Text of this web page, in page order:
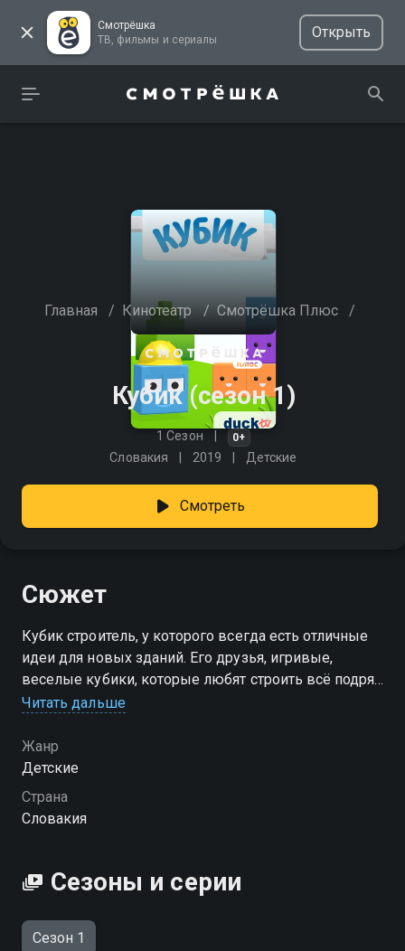
Смотрёшка
ТВ, фильмы и сериалы
Открыть
Главная / Кинотеатр / Смотрёшка Плюс /
Кубик (сезон 1)
1 Сезон 0+
Словакия 2019 Детские
Смотреть
Сюжет
Кубик строитель, у которого всегда есть отличные
идеи для новых зданий. Его друзья, игривые,
веселые кубики, которые любят строить всё подряд
, также довольно изобретательны. Иногда им нужна
следит за порядком и выстраивает кубики. Вместе
они могут решать разные задачи , а также обучают
игре в кубики Вашего малыша.
качестве на Смотрёшке
Читать дальше
Жанр
Детские
Страна
Словакия
Сезоны и серии
Сезон 1